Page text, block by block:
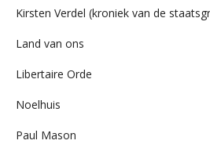
Kirsten Verdel (kroniek van de
Land van ons
Libertaire Orde
Noelhuis
Paul Mason